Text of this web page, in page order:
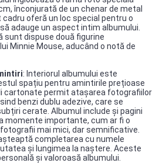
înconjurată de un chenar de metal
oferă un loc special pentru o
adauge un aspect intim albumului.
sunt dispuse două figurine
Minnie Mouse, aducând o notă de
: Interiorul albumului este
spațiu pentru amintirile prețioase
cartonate permit atașarea fotografiilor
benzi dublu adezive, care se
cerate. Albumul include și pagini
momente importante, cum ar fi o
mai mici, dar semnificative.
completarea cu numele
și lungimea la naștere. Aceste
și valoroasă albumului.